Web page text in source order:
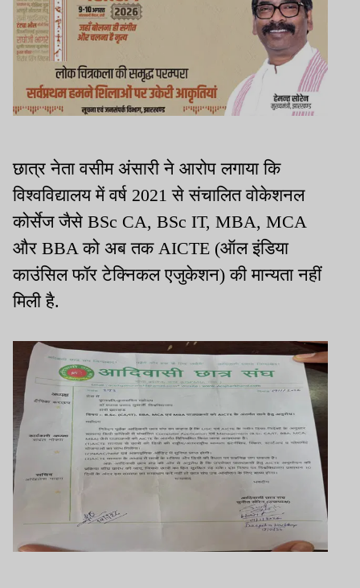
छात्र नेता वसीम अंसारी ने आरोप लगाया कि
विश्वविद्यालय में वर्ष 2021 से संचालित वोकेशनल
कोर्सेज जैसे BSc CA, BSc IT, MBA, MCA
और BBA को अब तक AICTE (ऑल इंडिया
काउंसिल फॉर टेक्निकल एजुकेशन) की मान्यता नहीं
मिली है.